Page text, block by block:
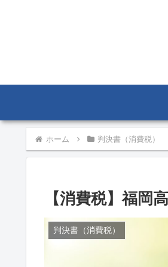
ホーム 判決書（消費税）
【消費税】福岡
判決書（消費税）